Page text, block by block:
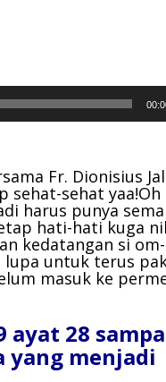
Fr. Dionisius
sehat-sehat yaa!Oh
harus punya
hati-hati kuga
kedatangan si
lupa untuk terus
masuk ke
28
yang menjadi